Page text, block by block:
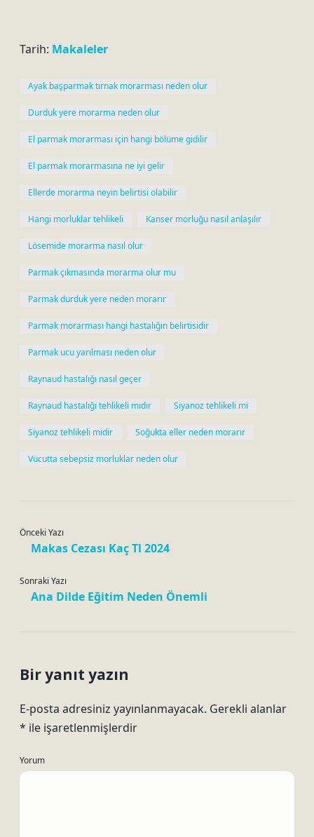
Tarih: Makaleler
Ayak başparmak tırnak morarması neden olur
Durduk yere morarma neden olur
El parmak morarması için hangi bölüme gidilir
El parmak morarmasına ne iyi gelir
Ellerde morarma neyin belirtisi olabilir
Hangi morluklar tehlikeli Kanser morluğu nasıl anlaşılır
Lösemide morarma nasıl olur
Parmak çıkmasında morarma olur mu
Parmak durduk yere neden morarır
Parmak morarması hangi hastalığın belirtisidir
Parmak ucu yarılması neden olur
Raynaud hastalığı nasıl geçer
Raynaud hastalığı tehlikeli mıdır Siyanoz tehlikeli mi
Siyanoz tehlikeli midir Soğukta eller neden morarır
Vücutta sebepsiz morluklar neden olur
Önceki Yazı
Makas Cezası Kaç Tl 2024
Sonraki Yazı
Ana Dilde Eğitim Neden Önemli
Bir yanıt yazın
E-posta adresiniz yayınlanmayacak. Gerekli alanlar
* ile işaretlenmişlerdir
Yorum